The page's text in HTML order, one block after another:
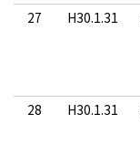
27
H30.1.31
28
H30.1.31